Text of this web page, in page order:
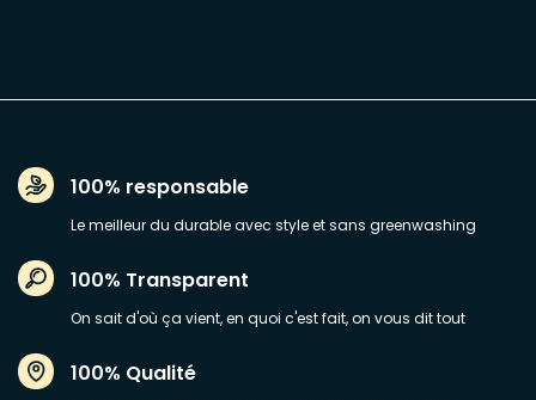
100% responsable
Le meilleur du durable avec style et sans greenwashing
100% Transparent
On sait d'où ça vient, en quoi c'est fait, on vous dit tout
100% Qualité